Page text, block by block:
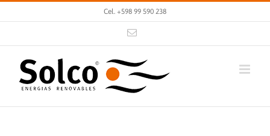
Cel. +598 99 590 238